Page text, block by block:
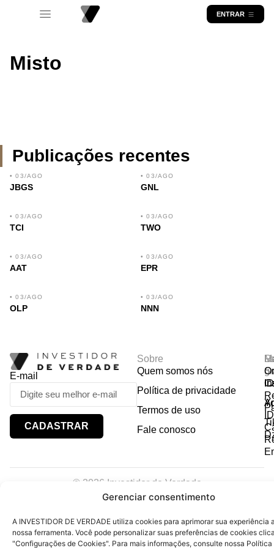
Gerenciar consentimento
A INVESTIDOR DE VERDADE utiliza cookies para aprimorar sua experiência
nossa ferramenta. Você pode personalizar suas preferências de cookies
"Configurações de Cookies". Para mais informações, consulte nossa Política
ENTRAR
Misto
Publicações recentes
• 03/AGO
JBGS
• 03/AGO
GNL
• 03/AGO
TCI
• 03/AGO
TWO
• 03/AGO
AAT
• 03/AGO
EPR
• 03/AGO
OLP
• 03/AGO
NNN
E-mail
CADASTRAR
Sobre
Quem somos nós
Política de privacidade
Termos de uso
Fale conosco
© 2026 Investidor de Verdade
CNPJ: 36.542.847/0001-45